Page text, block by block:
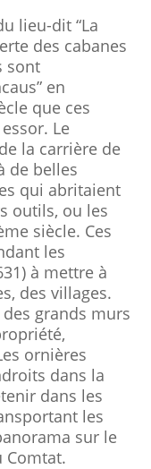
lieu-dit “La
des cabanes
sont
en
que ces
Le
la carrière de
de belles
qui abritaient
outils, ou les
siècle. Ces
les
à mettre à
des villages.
grands murs
ornières
dans la
dans les
les
sur le
Comtat.